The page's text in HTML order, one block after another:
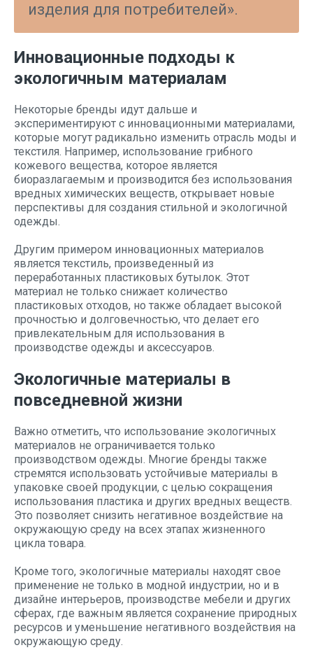
изделия для потребителей».
Инновационные подходы к
экологичным материалам
Некоторые бренды идут дальше и
экспериментируют с инновационными материалами,
которые могут радикально изменить отрасль моды и
текстиля. Например, использование грибного
кожевого вещества, которое является
биоразлагаемым и производится без использования
вредных химических веществ, открывает новые
перспективы для создания стильной и экологичной
одежды.
Другим примером инновационных материалов
является текстиль, произведенный из
переработанных пластиковых бутылок. Этот
материал не только снижает количество
пластиковых отходов, но также обладает высокой
прочностью и долговечностью, что делает его
привлекательным для использования в
производстве одежды и аксессуаров.
Экологичные материалы в
повседневной жизни
Важно отметить, что использование экологичных
материалов не ограничивается только
производством одежды. Многие бренды также
стремятся использовать устойчивые материалы в
упаковке своей продукции, с целью сокращения
использования пластика и других вредных веществ.
Это позволяет снизить негативное воздействие на
окружающую среду на всех этапах жизненного
цикла товара.
Кроме того, экологичные материалы находят свое
применение не только в модной индустрии, но и в
дизайне интерьеров, производстве мебели и других
сферах, где важным является сохранение природных
ресурсов и уменьшение негативного воздействия на
окружающую среду.